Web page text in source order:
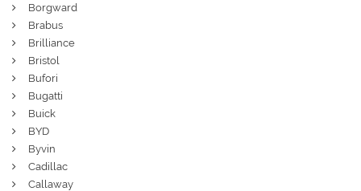
Borgward
Brabus
Brilliance
Bristol
Bufori
Bugatti
Buick
BYD
Byvin
Cadillac
Callaway